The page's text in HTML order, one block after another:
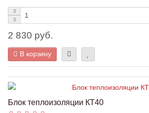
2 830 руб.
В корзину
Блок теплоизоляции КТ40